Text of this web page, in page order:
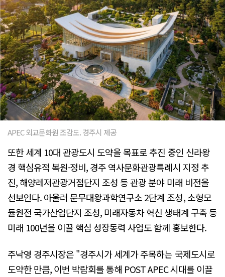
APEC 외교문화원 조감도. 경주시 제공
또한 세계 10대 관광도시 도약을 목표로 추진 중인 신라왕
경 핵심유적 복원·정비, 경주 역사문화관광특례시 지정 추
진, 해양레저관광거점단지 조성 등 관광 분야 미래 비전을
선보인다. 아울러 문무대왕과학연구소 2단계 조성, 소형모
듈원전 국가산업단지 조성, 미래자동차 혁신 생태계 구축 등
미래 100년을 이끌 핵심 성장동력 사업도 함께 홍보한다.
주낙영 경주시장은 "경주시가 세계가 주목하는 국제도시로
도약한 만큼, 이번 박람회를 통해 POST APEC 시대를 이끌